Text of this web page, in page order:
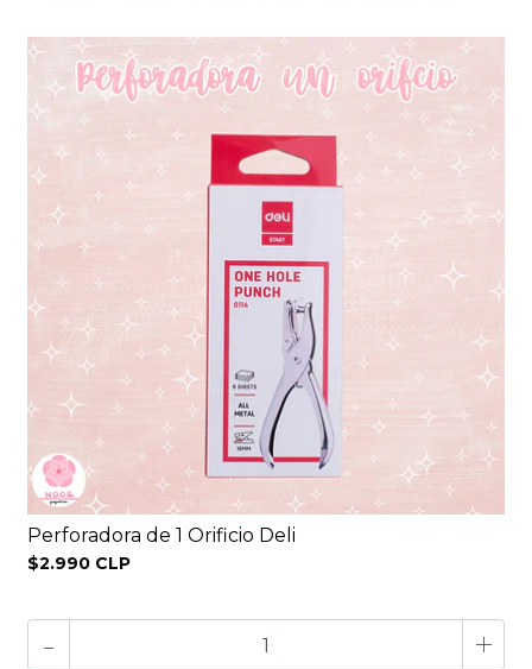
Perforadora de 1 Orificio Deli
$2.990 CLP
- +